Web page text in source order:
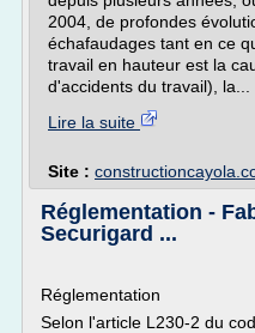
2004, de profondes
échafaudages tant en ce
travail en hauteur est la
d'accidents du travail), la...
Lire la suite
Site :
Réglementation -
Securigard ...
Réglementation
Selon l'article L230-2 du